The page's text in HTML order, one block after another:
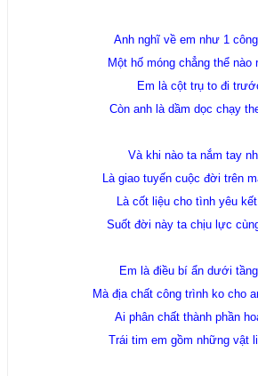
Anh nghĩ về em như 1
Một hố móng chẳng thể nào
Em là cột trụ to đi
Còn anh là dầm dọc chạy
Và khi nào ta nắm tay
Là giao tuyến cuộc đời trên
Là cốt liệu cho tình yêu
Suốt đời này ta chịu lực
Em là điều bí ẩn dưới
Mà địa chất công trình ko cho
Ai phân chất thành phần
Trái tim em gồm những vật